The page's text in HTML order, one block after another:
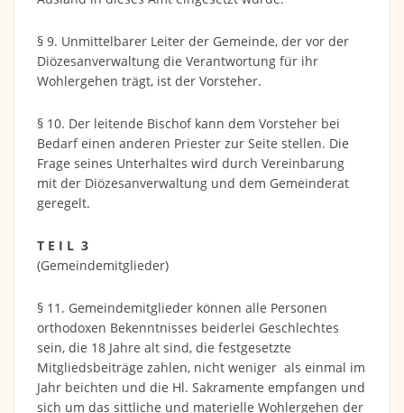
§ 9. Unmittelbarer Leiter der Gemeinde, der vor der
Diözesanverwaltung die Verantwortung für ihr
Wohlergehen trägt, ist der Vorsteher.
§ 10. Der leitende Bischof kann dem Vorsteher bei
Bedarf einen anderen Priester zur Seite stellen. Die
Frage seines Unterhaltes wird durch Vereinbarung
mit der Diözesanverwaltung und dem Gemeinderat
geregelt.
T E I L 3
(Gemeindemitglieder)
§ 11. Gemeindemitglieder können alle Personen
orthodoxen Bekenntnisses beiderlei Geschlechtes
sein, die 18 Jahre alt sind, die festgesetzte
Mitgliedsbeiträge zahlen, nicht weniger als einmal im
Jahr beichten und die Hl. Sakramente empfangen und
sich um das sittliche und materielle Wohlergehen der